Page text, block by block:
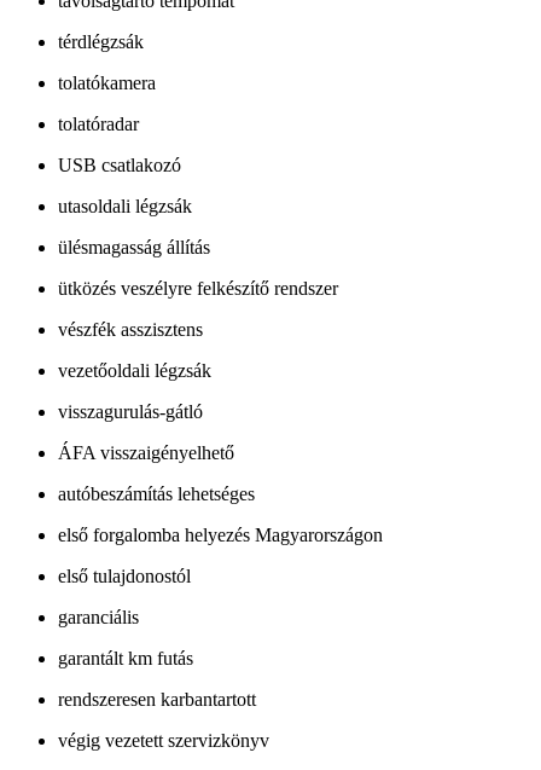
térdlégzsák
tolatókamera
tolatóradar
USB csatlakozó
utasoldali légzsák
ülésmagasság állítás
ütközés veszélyre felkészítő rendszer
vészfék asszisztens
vezetőoldali légzsák
visszagurulás-gátló
ÁFA visszaigényelhető
autóbeszámítás lehetséges
első forgalomba helyezés Magyarországon
első tulajdonostól
garanciális
garantált km futás
rendszeresen karbantartott
végig vezetett szervizkönyv